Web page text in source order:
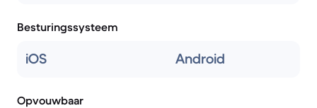
Besturingssysteem
iOS Android
Opvouwbaar